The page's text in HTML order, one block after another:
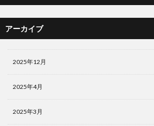
アーカイブ
2025年12月
2025年4月
2025年3月